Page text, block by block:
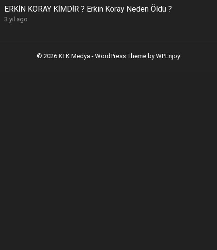
ERKİN KORAY KİMDİR ? Erkin Koray Neden Öldü ?
3 yıl ago
© 2026 KFK Medya - WordPress Theme by WPEnjoy